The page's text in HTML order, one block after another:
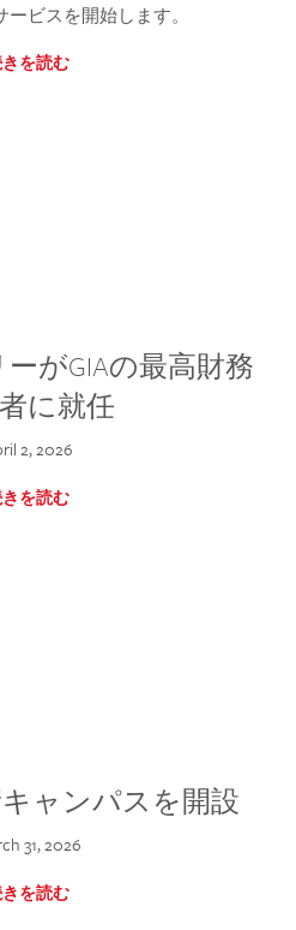
ービスを開始します。
を読む
がGIAの最高財務
に就任
2, 2026
を読む
ャンパスを開設
31, 2026
を読む